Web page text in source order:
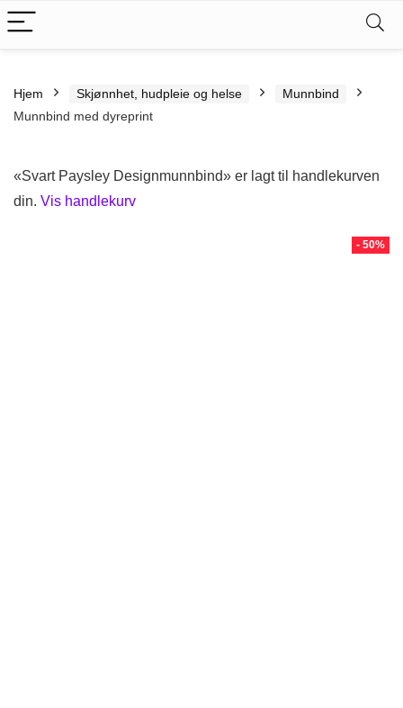
Hjem Skjønnhet, hudpleie og helse
Munnbind
Munnbind med dyreprint
«Svart Paysley Designmunnbind» er lagt til handlekurven
din. Vis handlekurv
- 50%